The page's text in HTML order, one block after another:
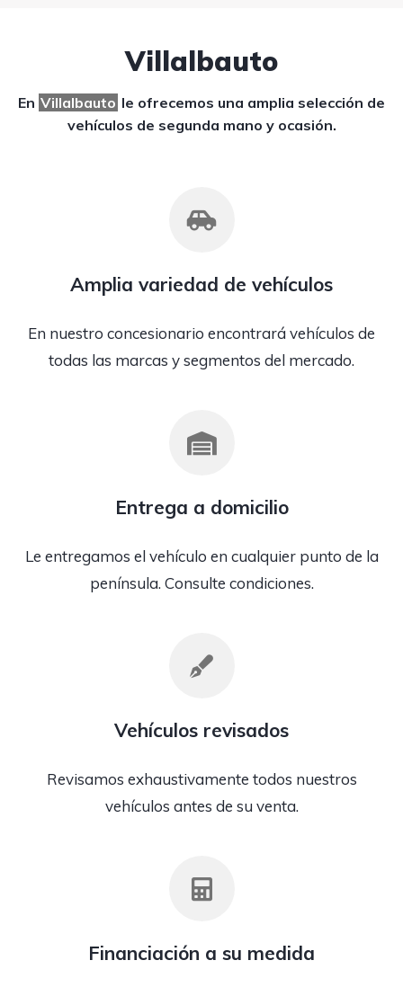
Villalbauto
En Villalbauto le ofrecemos una amplia selección de
vehículos de segunda mano y ocasión.
Amplia variedad de vehículos
En nuestro concesionario encontrará vehículos de
todas las marcas y segmentos del mercado.
Entrega a domicilio
Le entregamos el vehículo en cualquier punto de la
península. Consulte condiciones.
Vehículos revisados
Revisamos exhaustivamente todos nuestros
vehículos antes de su venta.
Financiación a su medida